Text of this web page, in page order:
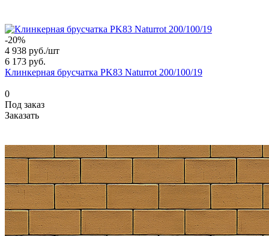
-20%
4 938 руб./шт
6 173 руб.
Клинкерная брусчатка PK83 Naturrot 200/100/19
0
Под заказ
Заказать